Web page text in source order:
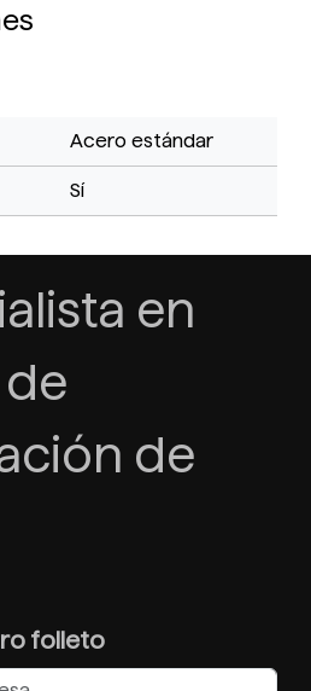
Acero estándar
Sí
en
de
folleto